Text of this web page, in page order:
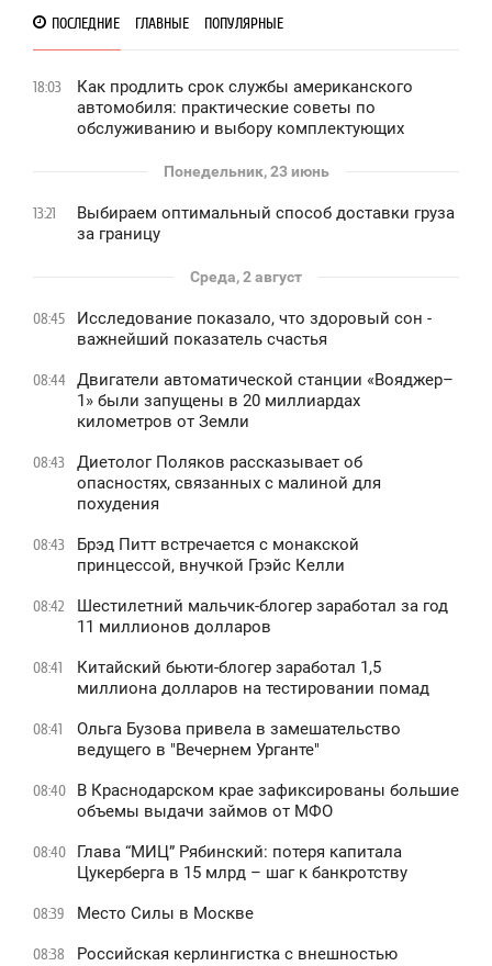
ПОСЛЕДНИЕ ГЛАВНЫЕ ПОПУЛЯРНЫЕ
18:03
Как продлить срок службы американского
автомобиля: практические советы по
обслуживанию и выбору комплектующих
Понедельник, 23 июнь
13:21
Выбираем оптимальный способ доставки груза
за границу
Среда, 2 август
08:45
Исследование показало, что здоровый сон -
важнейший показатель счастья
08:44
Двигатели автоматической станции «Вояджер–
1» были запущены в 20 миллиардах
километров от Земли
08:43
Диетолог Поляков рассказывает об
опасностях, связанных с малиной для
похудения
08:43
Брэд Питт встречается с монакской
принцессой, внучкой Грэйс Келли
08:42
Шестилетний мальчик-блогер заработал за год
11 миллионов долларов
08:41
Китайский бьюти-блогер заработал 1,5
миллиона долларов на тестировании помад
08:41
Ольга Бузова привела в замешательство
ведущего в "Вечернем Урганте"
08:40
В Краснодарском крае зафиксированы большие
объемы выдачи займов от МФО
08:40
Глава “МИЦ” Рябинский: потеря капитала
Цукерберга в 15 млрд – шаг к банкротству
08:39 Место Силы в Москве
08:38
Российская керлингистка с внешностью